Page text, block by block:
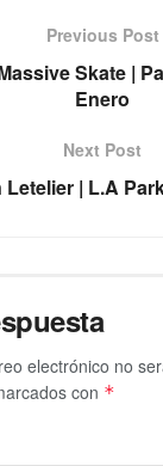
Previous Post
Skate |
Enero
Next Post
Letelier | L.A
electrónico no
con *